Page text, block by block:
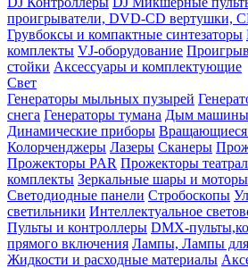
проигрыватели, DVD-CD вертушки,
Грувбоксы и компактные синтезаторы
комплекты VJ-оборудование
стойки Аксессуары и комплектующие
Свет
Генераторы мыльных пузырей
снега Генераторы тумана Дым машины
Динамические приборы Вращающиеся
Колорченджеры Лазеры Сканеры
Прожекторы PAR Прожекторы
комплекты Зеркальные шары и моторы
Светодиодные панели Стробоскопы
светильники Интеллектуальное
Пульты и контроллеры DMX-
прямого включения Лампы, Лампы для
Жидкости и расходные материалы